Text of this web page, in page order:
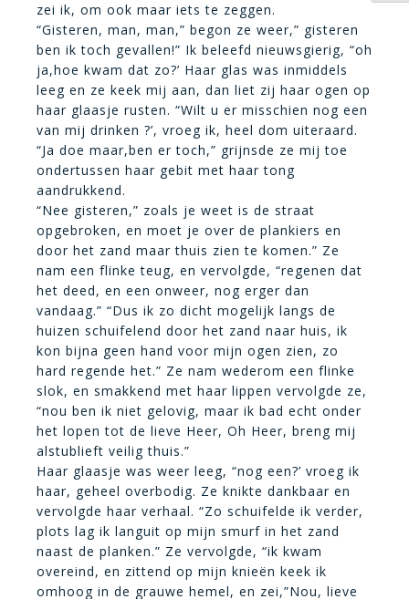
zei ik, om ook maar iets te zeggen.
“Gisteren, man, man,” begon ze weer,” gisteren
ben ik toch gevallen!” Ik beleefd nieuwsgierig, “oh
ja,hoe kwam dat zo?’ Haar glas was inmiddels
leeg en ze keek mij aan, dan liet zij haar ogen op
haar glaasje rusten. “Wilt u er misschien nog een
van mij drinken ?’, vroeg ik, heel dom uiteraard.
“Ja doe maar,ben er toch,” grijnsde ze mij toe
ondertussen haar gebit met haar tong
aandrukkend.
“Nee gisteren,” zoals je weet is de straat
opgebroken, en moet je over de plankiers en
door het zand maar thuis zien te komen.” Ze
nam een flinke teug, en vervolgde, “regenen dat
het deed, en een onweer, nog erger dan
vandaag.” “Dus ik zo dicht mogelijk langs de
huizen schuifelend door het zand naar huis, ik
kon bijna geen hand voor mijn ogen zien, zo
hard regende het.” Ze nam wederom een flinke
slok, en smakkend met haar lippen vervolgde ze,
“nou ben ik niet gelovig, maar ik bad echt onder
het lopen tot de lieve Heer, Oh Heer, breng mij
alstublieft veilig thuis.”
Haar glaasje was weer leeg, “nog een?’ vroeg ik
haar, geheel overbodig. Ze knikte dankbaar en
vervolgde haar verhaal. “Zo schuifelde ik verder,
plots lag ik languit op mijn smurf in het zand
naast de planken.” Ze vervolgde, “ik kwam
overeind, en zittend op mijn knieën keek ik
omhoog in de grauwe hemel, en zei,”Nou, lieve